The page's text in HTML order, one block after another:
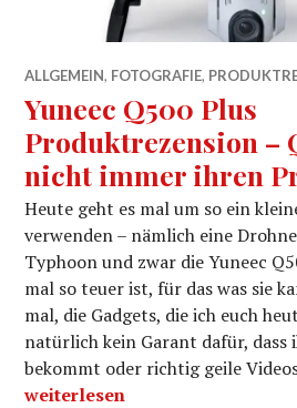
ALLGEMEIN, FOTOGRAFIE,
Yuneec Q500 Plus
Produktrezension –
nicht immer ihren
Heute geht es mal um so ein
verwenden – nämlich eine
Typhoon und zwar die Yuneec
mal so teuer ist, für das was sie
mal, die Gadgets, die ich euch
natürlich kein Garant dafür, dass
bekommt oder richtig geile
Yuneec Q500 Plus
weiterlesen